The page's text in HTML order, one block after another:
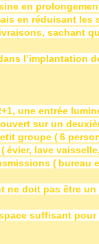
en
en réduisant les
sachant
l’implantation
une entrée
sur un
groupe ( 6
évier, lave
( bureau
ne doit pas être
suffisant